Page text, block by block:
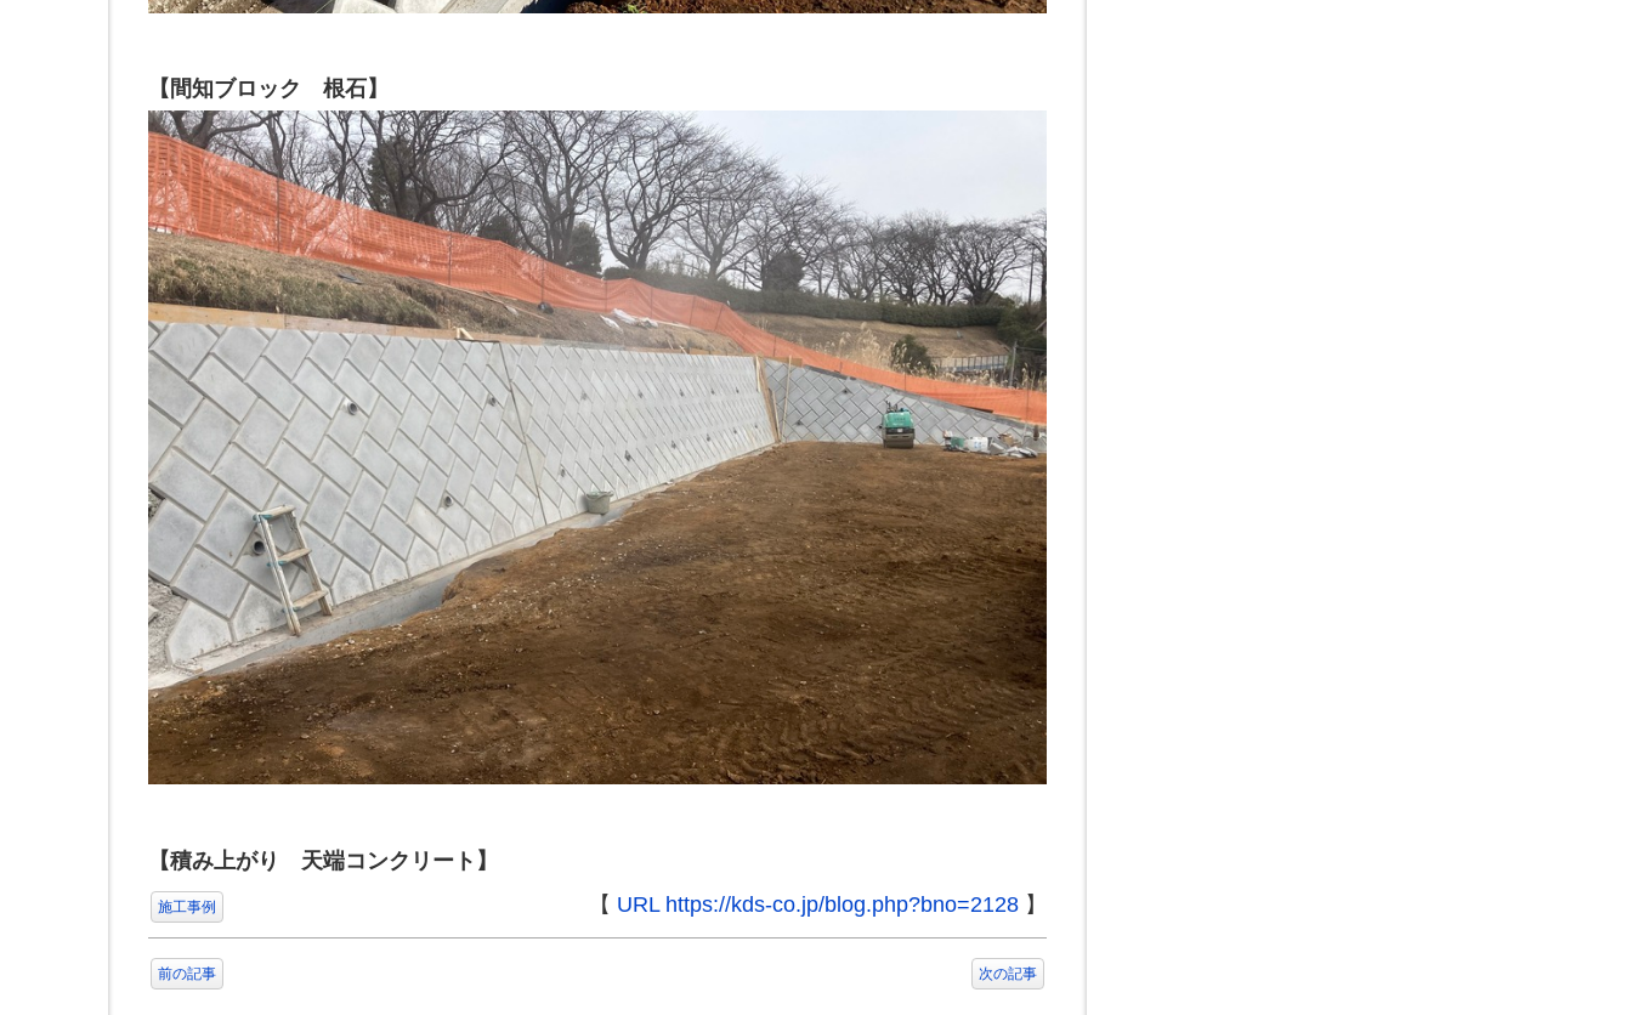
【間知ブロック 根石】
【積み上がり 天端コンクリート】
施工事例 【 URL https://kds-co.jp/blog.php?bno=2128 】
前の記事 次の記事